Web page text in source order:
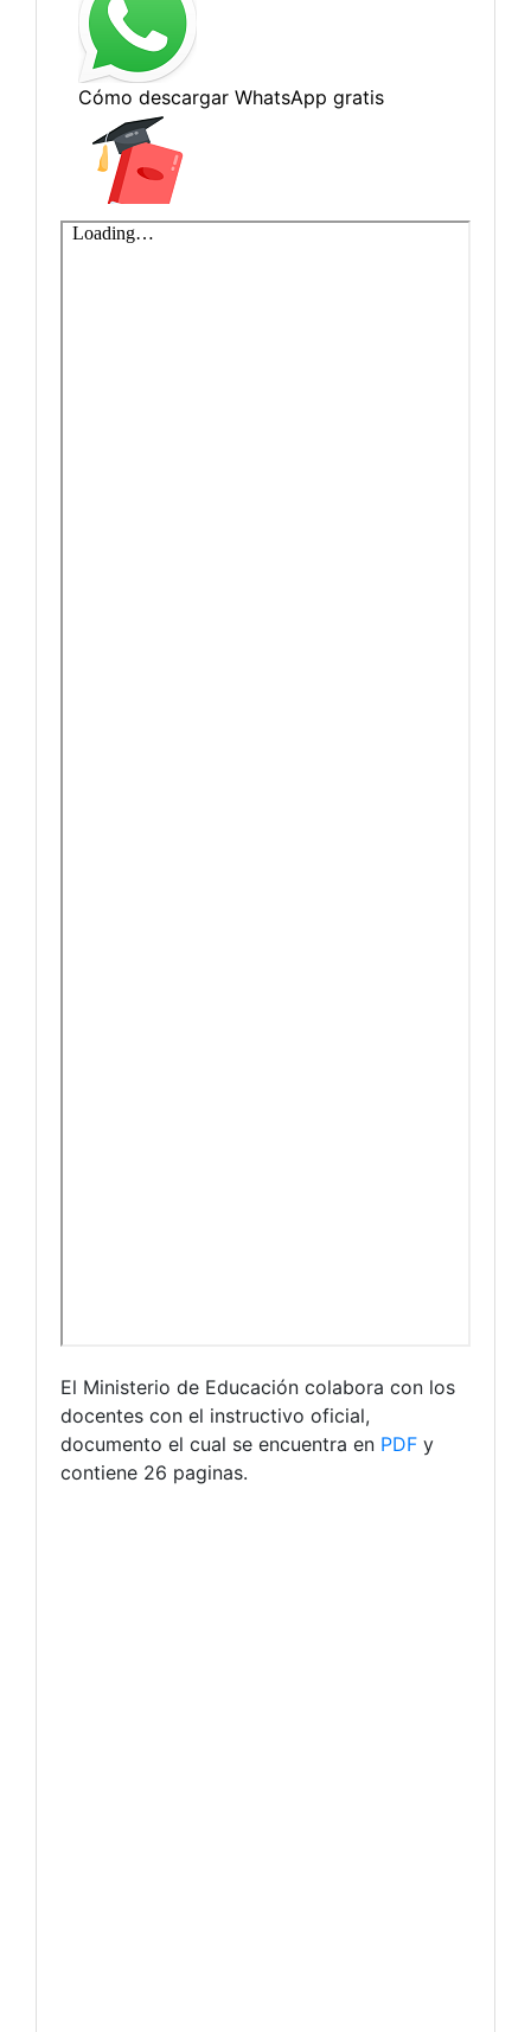
El Ministerio de Educación colabora con los
docentes con el instructivo oficial,
documento el cual se encuentra en PDF y
contiene 26 paginas.